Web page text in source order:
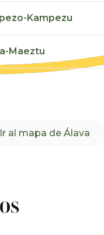
Kampezu
Maeztu
al mapa de Álava